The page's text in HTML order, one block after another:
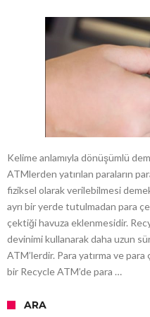
Kelime anlamıyla dönüşümlü
ATMlerden yatırılan paraların
fiziksel olarak verilebilmesi
ayrı bir yerde tutulmadan para
çektiği havuza eklenmesidir.
devinimi kullanarak daha uzun
ATM’lerdir. Para yatırma ve
bir Recycle ATM’de para …
ARA